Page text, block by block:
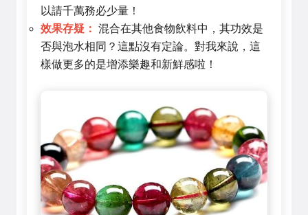
以請千萬務必少量！
效果存疑： 混合在其他食物飲料中，其功效是
否與泡水相同？這點沒有定論。對我來說，這
樣做更多的是增添樂趣和新鮮感啦！